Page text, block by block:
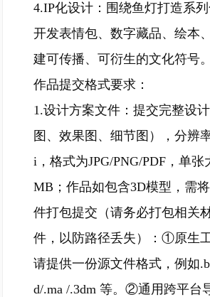
4.IP化设计：围绕鱼灯打造系列
开发表情包、数字藏品、绘本
建可传播、可衍生的文化符号。
作品提交格式要求：
1.设计方案文件：提交完整设
图、效果图、细节图），分辨
i，格式为JPG/PNG/PDF，单张
MB；作品如包含3D模型，需
件打包提交（请务必打包相关
件，以防路径丢失）：①原生
请提供一份源文件格式，例如
d/.ma /.3dm 等。②通用跨平台